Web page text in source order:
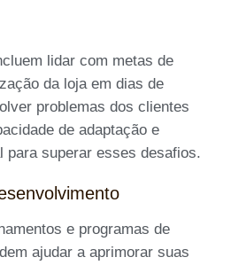
lidar com metas de
da loja em dias de
problemas dos clientes
de adaptação e
para superar esses desafios.
e programas de
ajudar a aprimorar suas